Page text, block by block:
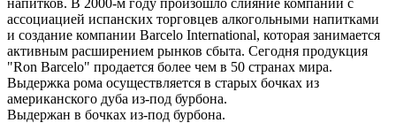
ассоциацией испанских торговцев алкогольными напитками
и создание компании Barcelo International, которая занимается
активным расширением рынков сбыта. Сегодня продукция
"Ron Barcelo" продается более чем в 50 странах мира.
Выдержка рома осуществляется в старых бочках из
американского дуба из-под бурбона.
Выдержан в бочках из-под бурбона.